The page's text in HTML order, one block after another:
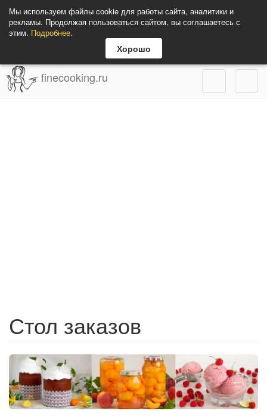
Мы используем файлы cookie для работы сайта, аналитики и
рекламы. Продолжая пользоваться сайтом, вы соглашаетесь с
этим. Подробнее.
Хорошо
finecooking.ru
Стол заказов